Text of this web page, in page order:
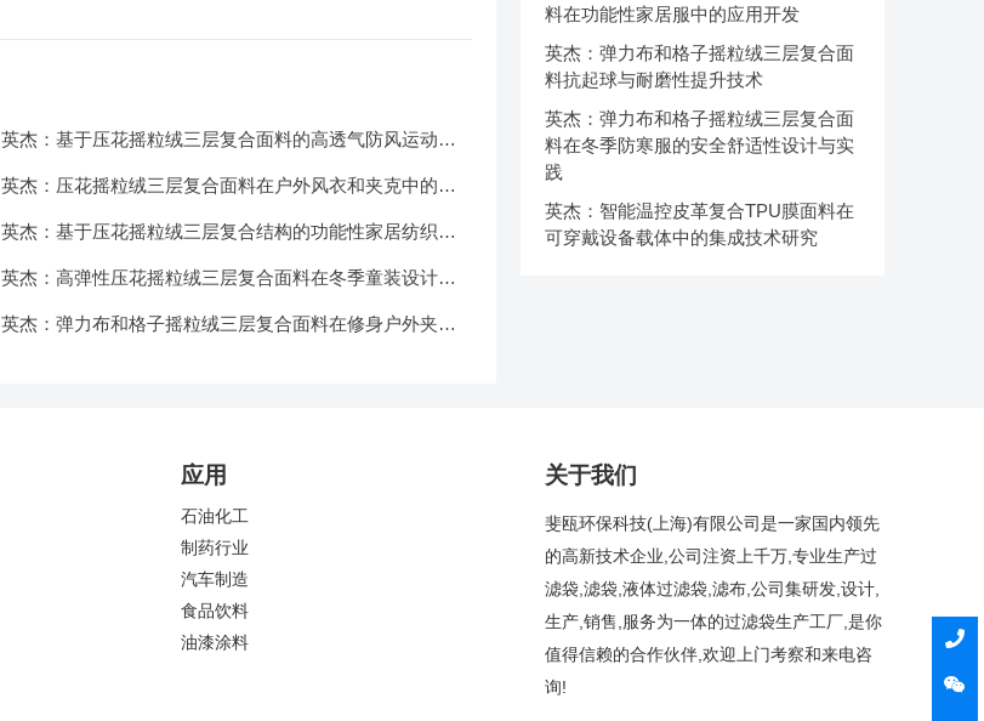
英杰：基于压花摇粒绒三层复合面料的高透气防风运动服
英杰：压花摇粒绒三层复合面料在户外风衣和夹克中的应
英杰：基于压花摇粒绒三层复合结构的功能性家居纺织品
英杰：高弹性压花摇粒绒三层复合面料在冬季童装设计中
英杰：弹力布和格子摇粒绒三层复合面料在修身户外夹克
料在功能性家居服中的应用开发
英杰：弹力布和格子摇粒绒三层复合面
料抗起球与耐磨性提升技术
英杰：弹力布和格子摇粒绒三层复合面
料在冬季防寒服的安全舒适性设计与实
践
英杰：智能温控皮革复合TPU膜面料在
可穿戴设备载体中的集成技术研究
应用
石油化工
制药行业
汽车制造
食品饮料
油漆涂料
关于我们
斐瓯环保科技(上海)有限公司是一家国内领先
的高新技术企业,公司注资上千万,专业生产过
滤袋,滤袋,液体过滤袋,滤布,公司集研发,设计,
生产,销售,服务为一体的过滤袋生产工厂,是你
值得信赖的合作伙伴,欢迎上门考察和来电咨
询!